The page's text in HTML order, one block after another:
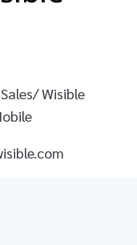
Wisible